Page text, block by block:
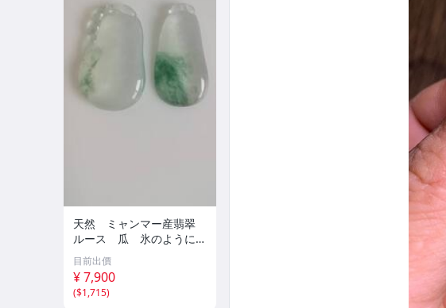
天然 ミャンマー産翡翠
ルース 瓜 氷のように透
き通る 17ｘ8.5ｘ2.4ｍ
ｍ 3.5ct と 17.6ｘ11
ｘ2.8ｍｍ 4.5ct 穴なし
260805
目前出價
¥ 7,900
($1,715)